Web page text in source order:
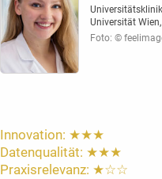
Universität
Foto: ©
Innovation: ★★★
Datenqualität: ★★★
Praxisrelevanz: ★☆☆